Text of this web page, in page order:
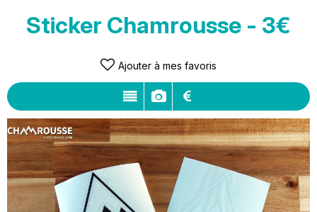
VOIR MON PANIER
Sticker Chamrousse - 3€
Ajouter à mes favoris